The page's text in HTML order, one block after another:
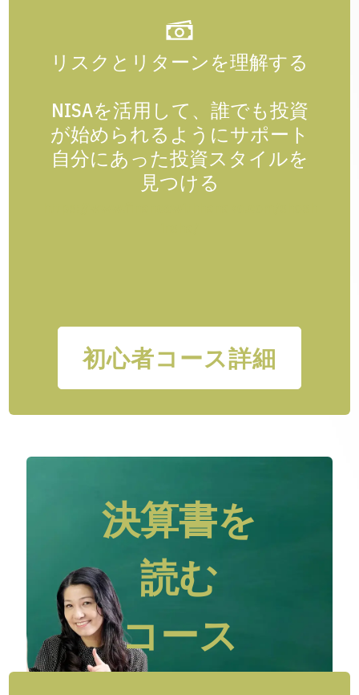
リスクとリターンを理解する
NISAを活用して、誰でも投資
が始められるようにサポート
自分にあった投資スタイルを
見つける
初心者コース詳細
決算書を
読む
コース